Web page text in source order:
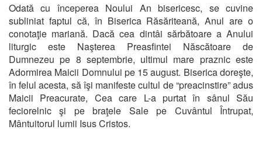
Odată cu începerea Noului An bisericesc, se cuvine
subliniat faptul că, în Biserica Răsăriteană, Anul are o
conotaţie mariană. Dacă cea dintâi sărbătoare a Anului
liturgic este Naşterea Preasfintei Născătoare de
Dumnezeu pe 8 septembrie, ultimul mare praznic este
Adormirea Maicii Domnului pe 15 august. Biserica doreşte,
în felul acesta, să îşi manifeste cultul de “preacinstire” adus
Maicii Preacurate, Cea care L-a purtat în sânul Său
feciorelnic şi pe braţele Sale pe Cuvântul Întrupat,
Mântuitorul lumii Isus Cristos.